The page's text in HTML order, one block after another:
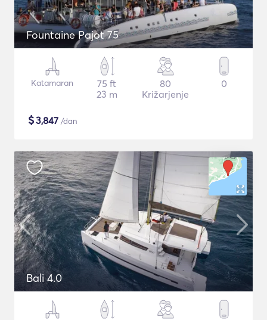
Fountaine Pajot 75
Katamaran
75 ft
23 m
80
Križarjenje
0
$3,847 /dan
Bali 4.0